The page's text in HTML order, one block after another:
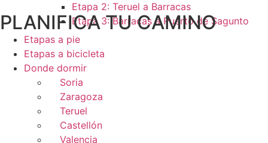
Etapa 2: Teruel a Barracas
Etapa 3: Barracas a Puerto de Sagunto
PLANIFICA TU CAMINO
Etapas a pie
Etapas a bicicleta
Donde dormir
Soria
Zaragoza
Teruel
Castellón
Valencia